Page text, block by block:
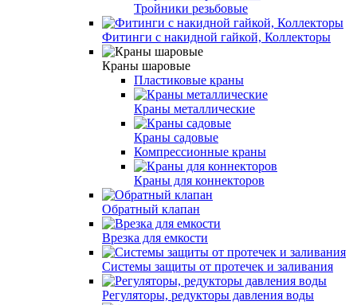
Тройники резьбовые
Фитинги с накидной гайкой, Коллекторы
Краны шаровые
Пластиковые краны
Краны металлические
Краны садовые
Компрессионные краны
Краны для коннекторов
Обратный клапан
Врезка для емкости
Системы защиты от протечек и заливания
Регуляторы, редукторы давления воды